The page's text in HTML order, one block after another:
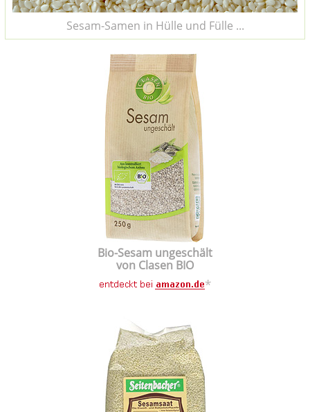
Sesam-Samen in Hülle und Fülle ...
Bio-Sesam ungeschält
von Clasen BIO
*